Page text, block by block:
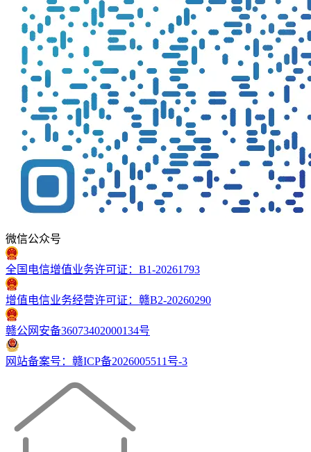
微信公众号
全国电信增值业务许可证：B1-20261793
增值电信业务经营许可证：赣B2-20260290
赣公网安备36073402000134号
网站备案号：赣ICP备2026005511号-3